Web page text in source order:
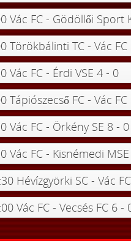
Vác FC - Gödöllői Sport
Törökbálinti TC - Vác FC
Vác FC - Érdi VSE 4 - 0
Tápiószecső FC - Vác
Vác FC - Örkény SE 8 - 0
Vác FC - Kisnémedi
Hévízgyörki SC - Vác
Vác FC - Vecsés FC 6 -